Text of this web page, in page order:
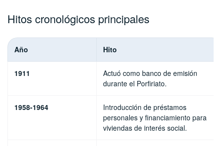
Hitos cronológicos principales
Año Hito
1911
Actuó como banco de emisión
durante el Porfiriato.
1958-1964
Introducción de préstamos
personales y financiamiento para
viviendas de interés social.